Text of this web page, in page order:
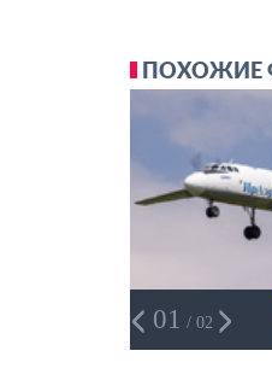
ПОХОЖИЕ
01 / 02